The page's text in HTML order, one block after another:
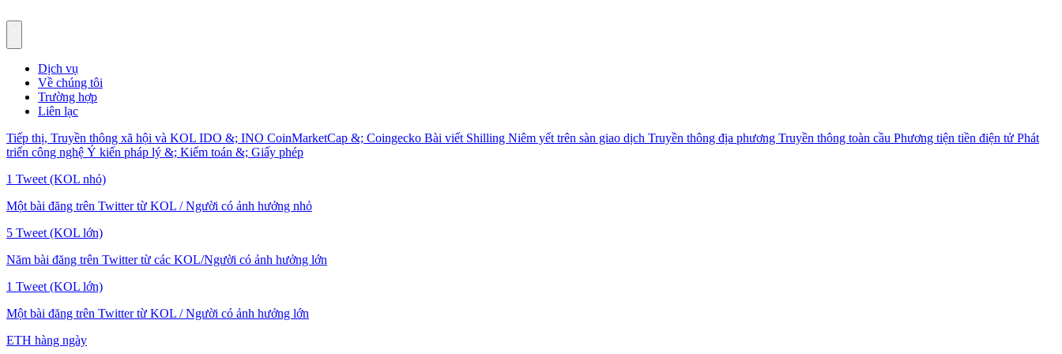
Dịch vụ
Về chúng tôi
Trường hợp
Liên lạc
Tiếp thị, Truyền thông xã hội và KOL IDO &; INO CoinMarketCap &; Coingecko Bài viết Shilling Niêm yết trên sàn giao dịch Truyền thông địa phương Truyền thông toàn cầu Phương tiện tiền điện tử Phát
triển công nghệ Ý kiến pháp lý &; Kiểm toán &; Giấy phép
1 Tweet (KOL nhỏ)
Một bài đăng trên Twitter từ KOL / Người có ảnh hưởng nhỏ
5 Tweet (KOL lớn)
Năm bài đăng trên Twitter từ các KOL/Người có ảnh hưởng lớn
1 Tweet (KOL lớn)
Một bài đăng trên Twitter từ KOL / Người có ảnh hưởng lớn
ETH hàng ngày